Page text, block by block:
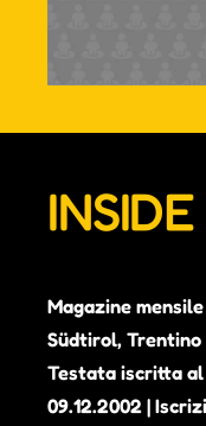
Magazine
Südtirol, Trentino
Testata iscritta
09.12.2002 |